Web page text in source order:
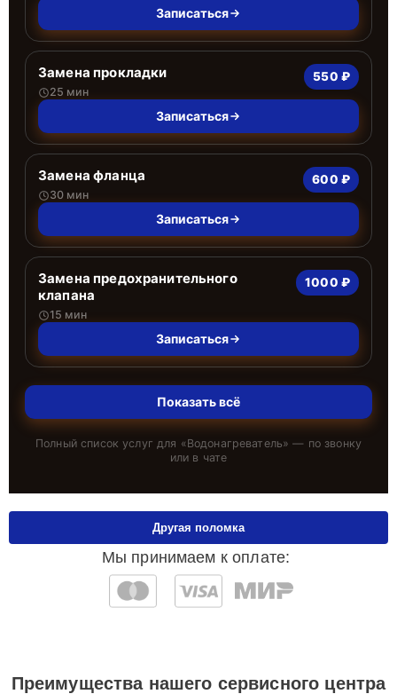
Записаться
Замена прокладки
25 мин
550 ₽
Записаться
Замена фланца
30 мин
600 ₽
Записаться
Замена предохранительного
клапана
15 мин
1000 ₽
Записаться
Показать всё
Полный список услуг для «Водонагреватель» — по звонку
или в чате
Мы принимаем к оплате:
Другая поломка
Преимущества нашего сервисного центра